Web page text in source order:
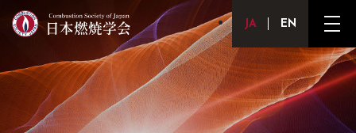
JapaneseEnglishメ
ュ
ー
ボ